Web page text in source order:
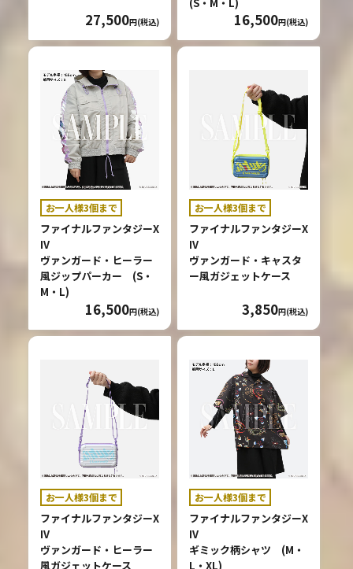
27,500円(税込) 16,500円(税込)
お一人様3個まで
ファイナルファンタジーX
IV
ヴァンガード・ヒーラー
風ジップパーカー (S・
M・L)
16,500円(税込)
お一人様3個まで
ファイナルファンタジーX
IV
ヴァンガード・キャスタ
ー風ガジェットケース
3,850円(税込)
お一人様3個まで
ファイナルファンタジーX
IV
ヴァンガード・ヒーラー
風ガジェットケース
お一人様3個まで
ファイナルファンタジーX
IV
ギミック柄シャツ (M・
L・XL)